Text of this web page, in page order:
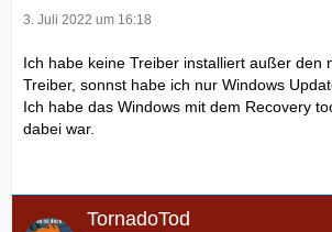
3. Juli 2022 um 16:18
Ich habe keine Treiber installiert außer den
Treiber, sonnst habe ich nur Windows
Ich habe das Windows mit dem Recovery
dabei war.
TornadoTod